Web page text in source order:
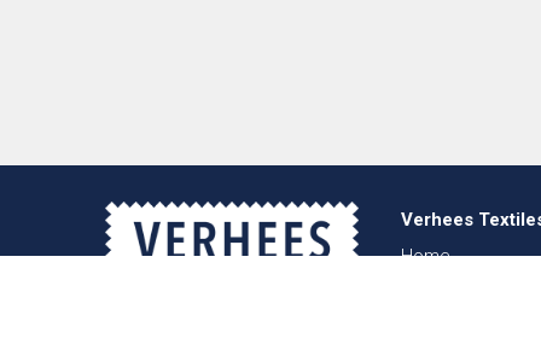
Verhees
Home